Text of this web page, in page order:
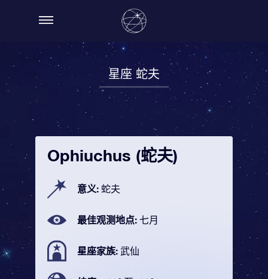
星座 蛇夫
Ophiuchus (蛇夫)
意义: 蛇夫
最佳观测地点: 七月
星座家族: 武仙